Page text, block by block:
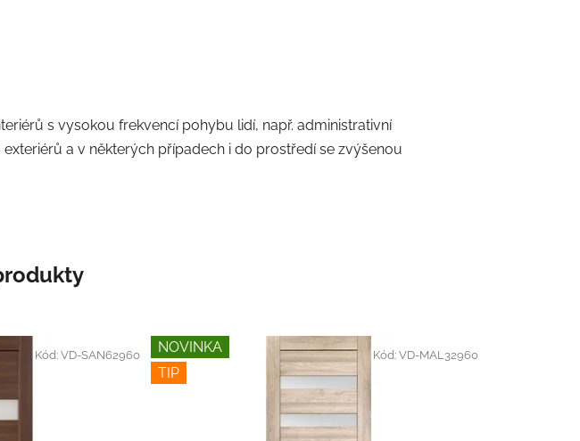
s vysokou frekvencí pohybu lidí, např. administrativní
a v některých případech i do prostředí se zvýšenou
Kód:VD-SAN62960
NOVINKA
TIP
Kód:VD-MAL32960